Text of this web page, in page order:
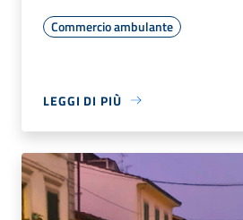
Commercio ambulante
LEGGI DI PIÙ